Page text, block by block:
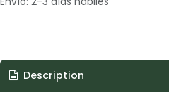
Description